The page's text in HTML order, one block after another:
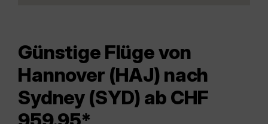
Günstige Flüge von
Hannover (HAJ) nach
Sydney (SYD) ab CHF